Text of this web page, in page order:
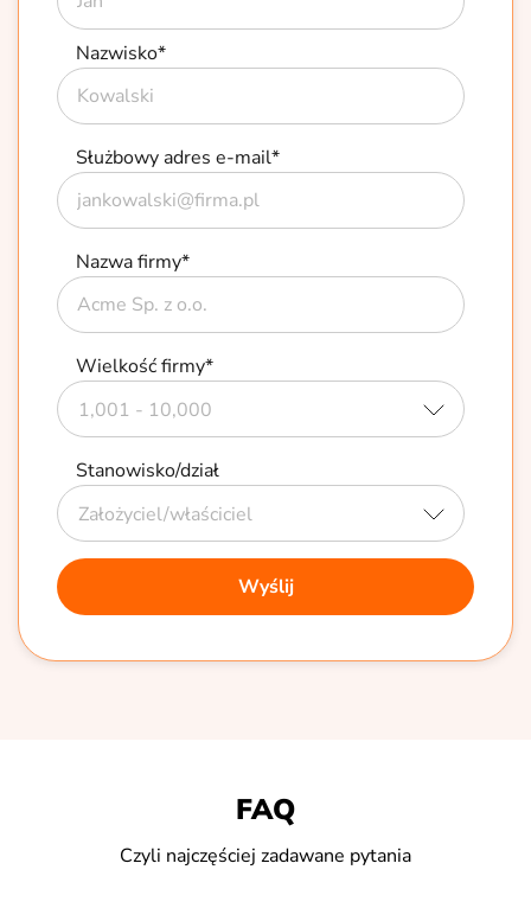
Nazwisko*
Służbowy adres e-mail*
Nazwa firmy*
Wielkość firmy*
Stanowisko/dział
FAQ
Czyli najczęściej zadawane pytania